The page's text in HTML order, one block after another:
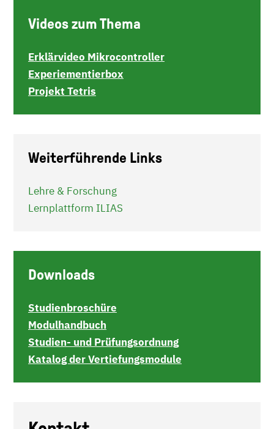
Videos zum Thema
Erklärvideo Mikrocontroller
Experiementierbox
Projekt Tetris
Weiterführende Links
Lehre & Forschung
Lernplattform ILIAS
Downloads
Studienbroschüre
Modulhandbuch
Studien- und Prüfungsordnung
Katalog der Vertiefungsmodule